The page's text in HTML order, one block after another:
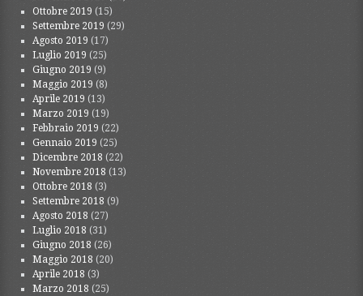
Ottobre 2019 (15)
Settembre 2019 (29)
Agosto 2019 (17)
Luglio 2019 (25)
Giugno 2019 (9)
Maggio 2019 (8)
Aprile 2019 (13)
Marzo 2019 (19)
Febbraio 2019 (22)
Gennaio 2019 (25)
Dicembre 2018 (22)
Novembre 2018 (13)
Ottobre 2018 (3)
Settembre 2018 (9)
Agosto 2018 (27)
Luglio 2018 (31)
Giugno 2018 (26)
Maggio 2018 (20)
Aprile 2018 (3)
Marzo 2018 (25)